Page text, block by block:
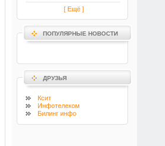
[ Ещё ]
ПОПУЛЯРНЫЕ НОВОСТИ
ДРУЗЬЯ
Ксит
Инфотелеком
Билинг инфо